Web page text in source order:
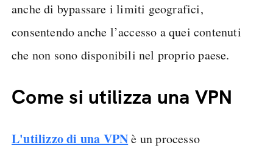
anche di bypassare i limiti geografici,
consentendo anche l’accesso a quei contenuti
che non sono disponibili nel proprio paese.
Come si utilizza una VPN
L'utilizzo di una VPNè un processo